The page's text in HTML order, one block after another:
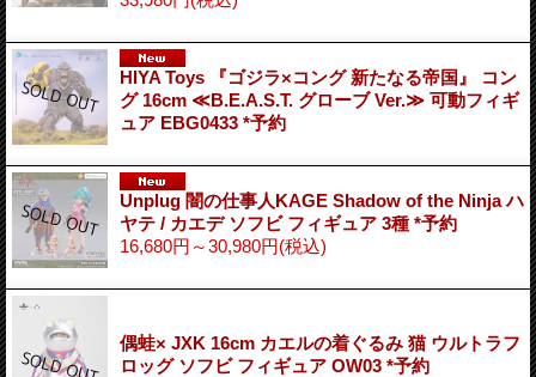
HIYA Toys 『ゴジラ×コング 新たなる帝国』 コン
グ 16cm ≪B.E.A.S.T. グローブ Ver.≫ 可動フィギ
ュア EBG0433 *予約
Unplug 闇の仕事人KAGE Shadow of the Ninja ハ
ヤテ / カエデ ソフビ フィギュア 3種 *予約
16,680円～30,980円(税込)
偶蛙× JXK 16cm カエルの着ぐるみ 猫 ウルトラフ
ロッグ ソフビ フィギュア OW03 *予約